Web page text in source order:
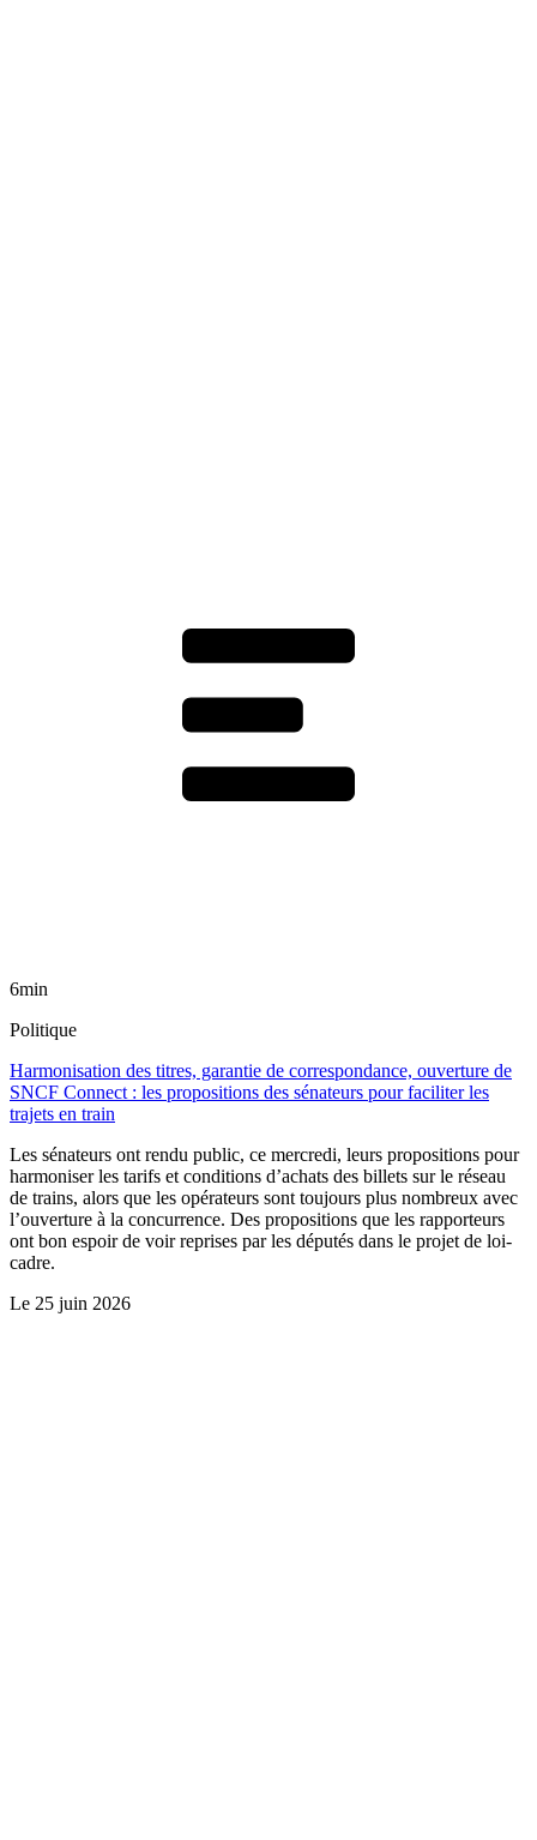
6min
Politique
Harmonisation des titres, garantie de correspondance, ouverture de
SNCF Connect : les propositions des sénateurs pour faciliter les
trajets en train
Les sénateurs ont rendu public, ce mercredi, leurs propositions pour
harmoniser les tarifs et conditions d’achats des billets sur le réseau
de trains, alors que les opérateurs sont toujours plus nombreux avec
l’ouverture à la concurrence. Des propositions que les rapporteurs
ont bon espoir de voir reprises par les députés dans le projet de loi-
cadre.
Le 25 juin 2026